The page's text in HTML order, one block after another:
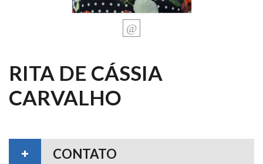
RITA DE CÁSSIA
CARVALHO
CONTATO